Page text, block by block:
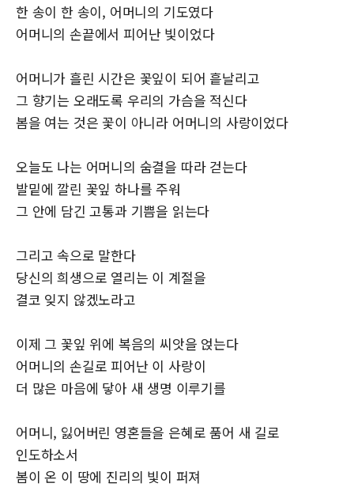
한 송이 한 송이, 어머니의 기도였다
어머니의 손끝에서 피어난 빛이었다
어머니가 흘린 시간은 꽃잎이 되어 흩날리고
그 향기는 오래도록 우리의 가슴을 적신다
봄을 여는 것은 꽃이 아니라 어머니의 사랑이었다
오늘도 나는 어머니의 숨결을 따라 걷는다
발밑에 깔린 꽃잎 하나를 주워
그 안에 담긴 고통과 기쁨을 읽는다
그리고 속으로 말한다
당신의 희생으로 열리는 이 계절을
결코 잊지 않겠노라고
이제 그 꽃잎 위에 복음의 씨앗을 얹는다
어머니의 손길로 피어난 이 사랑이
더 많은 마음에 닿아 새 생명 이루기를
어머니, 잃어버린 영혼들을 은혜로 품어 새 길로
인도하소서
봄이 온 이 땅에 진리의 빛이 퍼져